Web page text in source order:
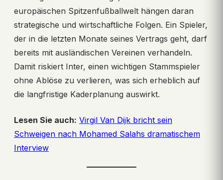
europäischen Spitzenfußballwelt hängen daran
strategische und wirtschaftliche Folgen. Ein Spieler,
der in die letzten Monate seines Vertrags geht, darf
bereits mit ausländischen Vereinen verhandeln.
Damit riskiert Inter, einen wichtigen Stammspieler
ohne Ablöse zu verlieren, was sich erheblich auf
die langfristige Kaderplanung auswirkt.
Lesen Sie auch: Virgil Van Dijk bricht sein
Schweigen nach Mohamed Salahs dramatischem
Interview